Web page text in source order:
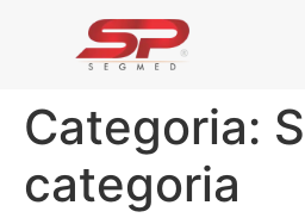
Categoria:
categoria